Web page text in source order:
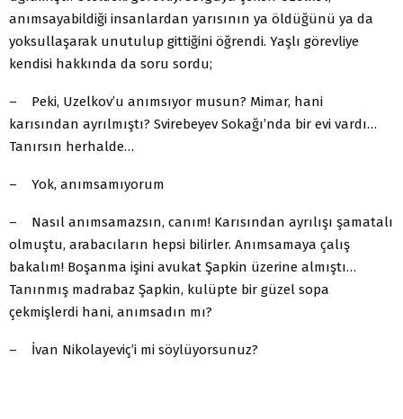
anımsayabildiği insanlardan yarısının ya öldüğünü ya da
yoksullaşarak unutulup gittiğini öğrendi. Yaşlı görevliye
kendisi hakkında da soru sordu;
– Peki, Uzelkov’u anımsıyor musun? Mimar, hani
karısından ayrılmıştı? Svirebeyev Sokağı’nda bir evi vardı…
Tanırsın herhalde…
– Yok, anımsamıyorum
– Nasıl anımsamazsın, canım! Karısından ayrılışı şamatalı
olmuştu, arabacıların hepsi bilirler. Anımsamaya çalış
bakalım! Boşanma işini avukat Şapkin üzerine almıştı…
Tanınmış madrabaz Şapkin, kulüpte bir güzel sopa
çekmişlerdi hani, anımsadın mı?
– İvan Nikolayeviç’i mi söylüyorsunuz?